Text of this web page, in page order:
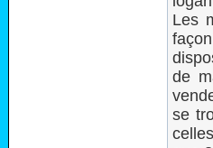
Les
de
se